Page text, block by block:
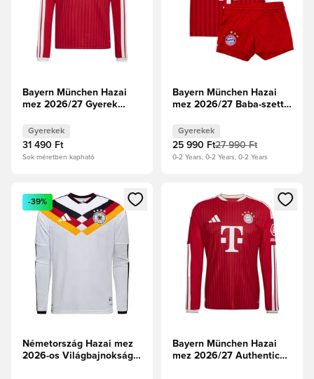
Bayern München Hazai
mez 2026/27 Gyerek
Gyerekek
31 490 Ft
Sok méretben kapható
Bayern München Hazai
mez 2026/27 Baba-szett
Gyerekek
25 990 Ft27 990 Ft
0-2 Years, 0-2 Years, 0-2 Years
Megnyit egy modált a bejelentkezéshez vagy a tagként
-39%
Németország Hazai mez
2026-os Világbajnokság
Megnyit egy modált a
Bayern München Hazai
mez 2026/27 Authentic